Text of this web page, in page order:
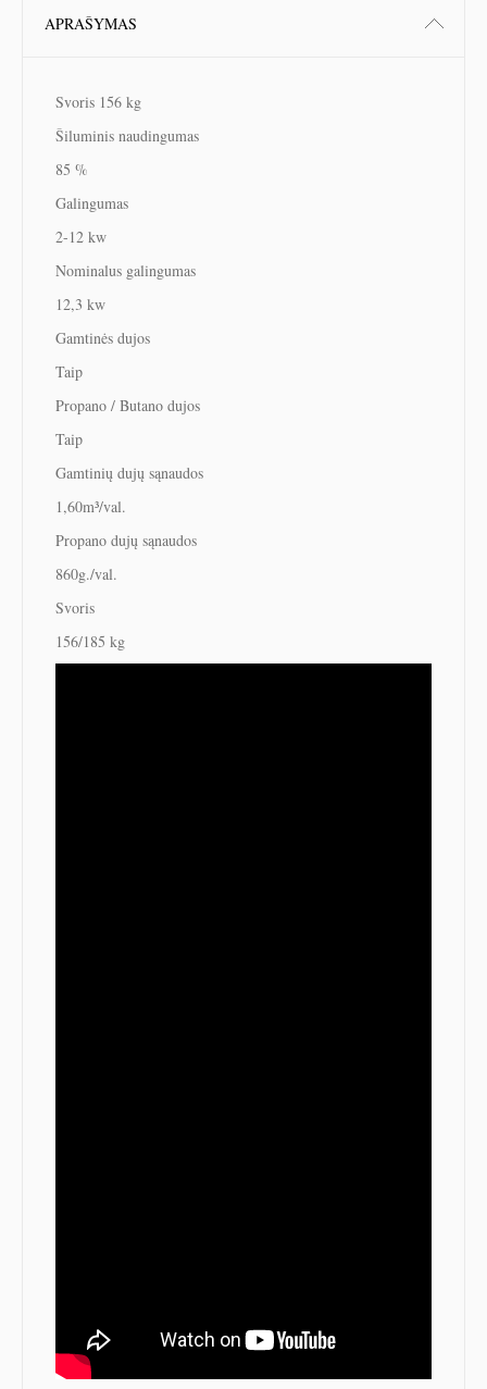
APRAŠYMAS
Svoris 156 kg
Šiluminis naudingumas
85 %
Galingumas
2-12 kw
Nominalus galingumas
12,3 kw
Gamtinės dujos
Taip
Propano / Butano dujos
Taip
Gamtinių dujų sąnaudos
1,60m³/val.
Propano dujų sąnaudos
860g./val.
Svoris
156/185 kg